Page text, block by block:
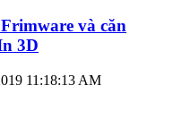
và căn
3D
11:18:13 AM